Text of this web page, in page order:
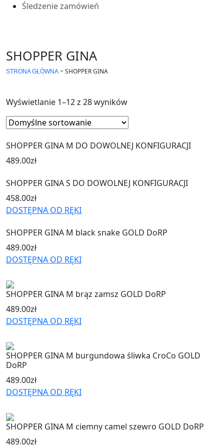
Śledzenie zamówień
SHOPPER GINA
STRONA GŁÓWNA ~SHOPPER GINA
Wyświetlanie 1–12 z 28 wyników
SHOPPER GINA M DO DOWOLNEJ KONFIGURACJI
489.00zł
SHOPPER GINA S DO DOWOLNEJ KONFIGURACJI
458.00zł
DOSTĘPNA OD RĘKI
SHOPPER GINA M black snake GOLD DoRP
489.00zł
DOSTĘPNA OD RĘKI
SHOPPER GINA M brąz zamsz GOLD DoRP
489.00zł
DOSTĘPNA OD RĘKI
SHOPPER GINA M burgundowa śliwka CroCo GOLD
DoRP
489.00zł
DOSTĘPNA OD RĘKI
SHOPPER GINA M ciemny camel szewro GOLD DoRP
489.00zł